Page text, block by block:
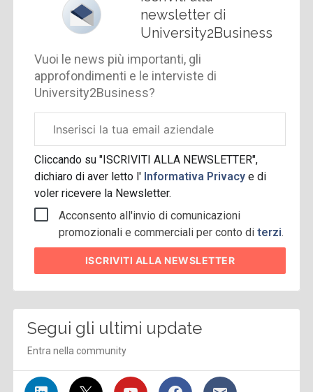
newsletter di
University2Business
Vuoi le news più importanti, gli
approfondimenti e le interviste di
University2Business?
aziendale
Cliccando su "ISCRIVITI ALLA NEWSLETTER",
dichiaro di aver letto l' Informativa Privacye di
voler ricevere la Newsletter.
Acconsento all'invio di comunicazioni
promozionali e commerciali per conto diterzi.
ISCRIVITI ALLA NEWSLETTER
Segui gli ultimi update
Entra nella community